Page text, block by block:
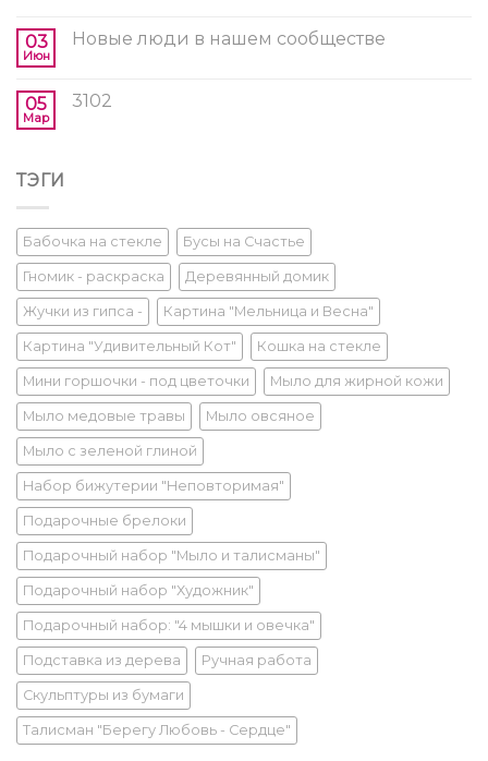
03
Июн
Новые люди в нашем сообществе
05
Мар
3102
ТЭГИ
Бабочка на стекле Бусы на Счастье
Гномик - раскраска Деревянный домик
Жучки из гипса - Картина "Мельница и Весна"
Картина "Удивительный Кот" Кошка на стекле
Мини горшочки - под цветочки Мыло для жирной кожи
Мыло медовые травы Мыло овсяное
Мыло с зеленой глиной
Набор бижутерии "Неповторимая"
Подарочные брелоки
Подарочный набор "Мыло и талисманы"
Подарочный набор "Художник"
Подарочный набор: "4 мышки и овечка"
Подставка из дерева Ручная работа
Скульптуры из бумаги
Талисман "Берегу Любовь - Сердце"